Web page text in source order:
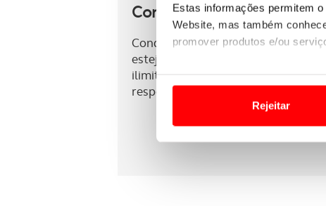
Estas informações permitem
Website, mas também
promover produtos e/ou
Usamos cookies para
funcionalidades de redes
Rejeitar
Conduza protegido
Conduzir motos não tem de ser
esteja devidamente protegido.
ilimitadas com reparação no local,
responsabilidade civil.